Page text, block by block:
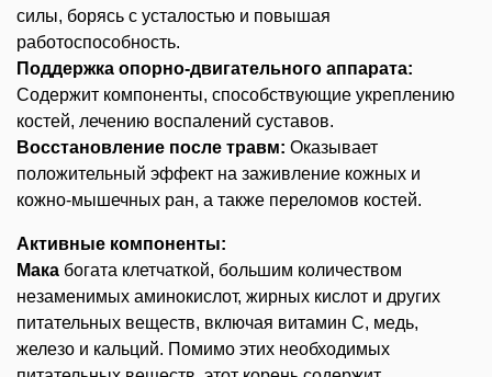
силы, борясь с усталостью и повышая
работоспособность.
Поддержка опорно-двигательного аппарата:
Содержит компоненты, способствующие укреплению
костей, лечению воспалений суставов.
Восстановление после травм: Оказывает
положительный эффект на заживление кожных и
кожно-мышечных ран, а также переломов костей.
Активные компоненты:
Мака богата клетчаткой, большим количеством
незаменимых аминокислот, жирных кислот и других
питательных веществ, включая витамин С, медь,
железо и кальций. Помимо этих необходимых